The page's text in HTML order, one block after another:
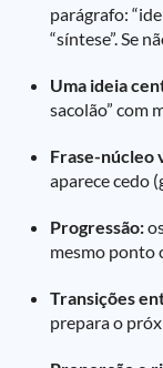
parágrafo:
“síntese”. Se
Uma ideia
sacolão” com
Frase-núcleo
aparece cedo
Progressão:
mesmo ponto
Transições
prepara o